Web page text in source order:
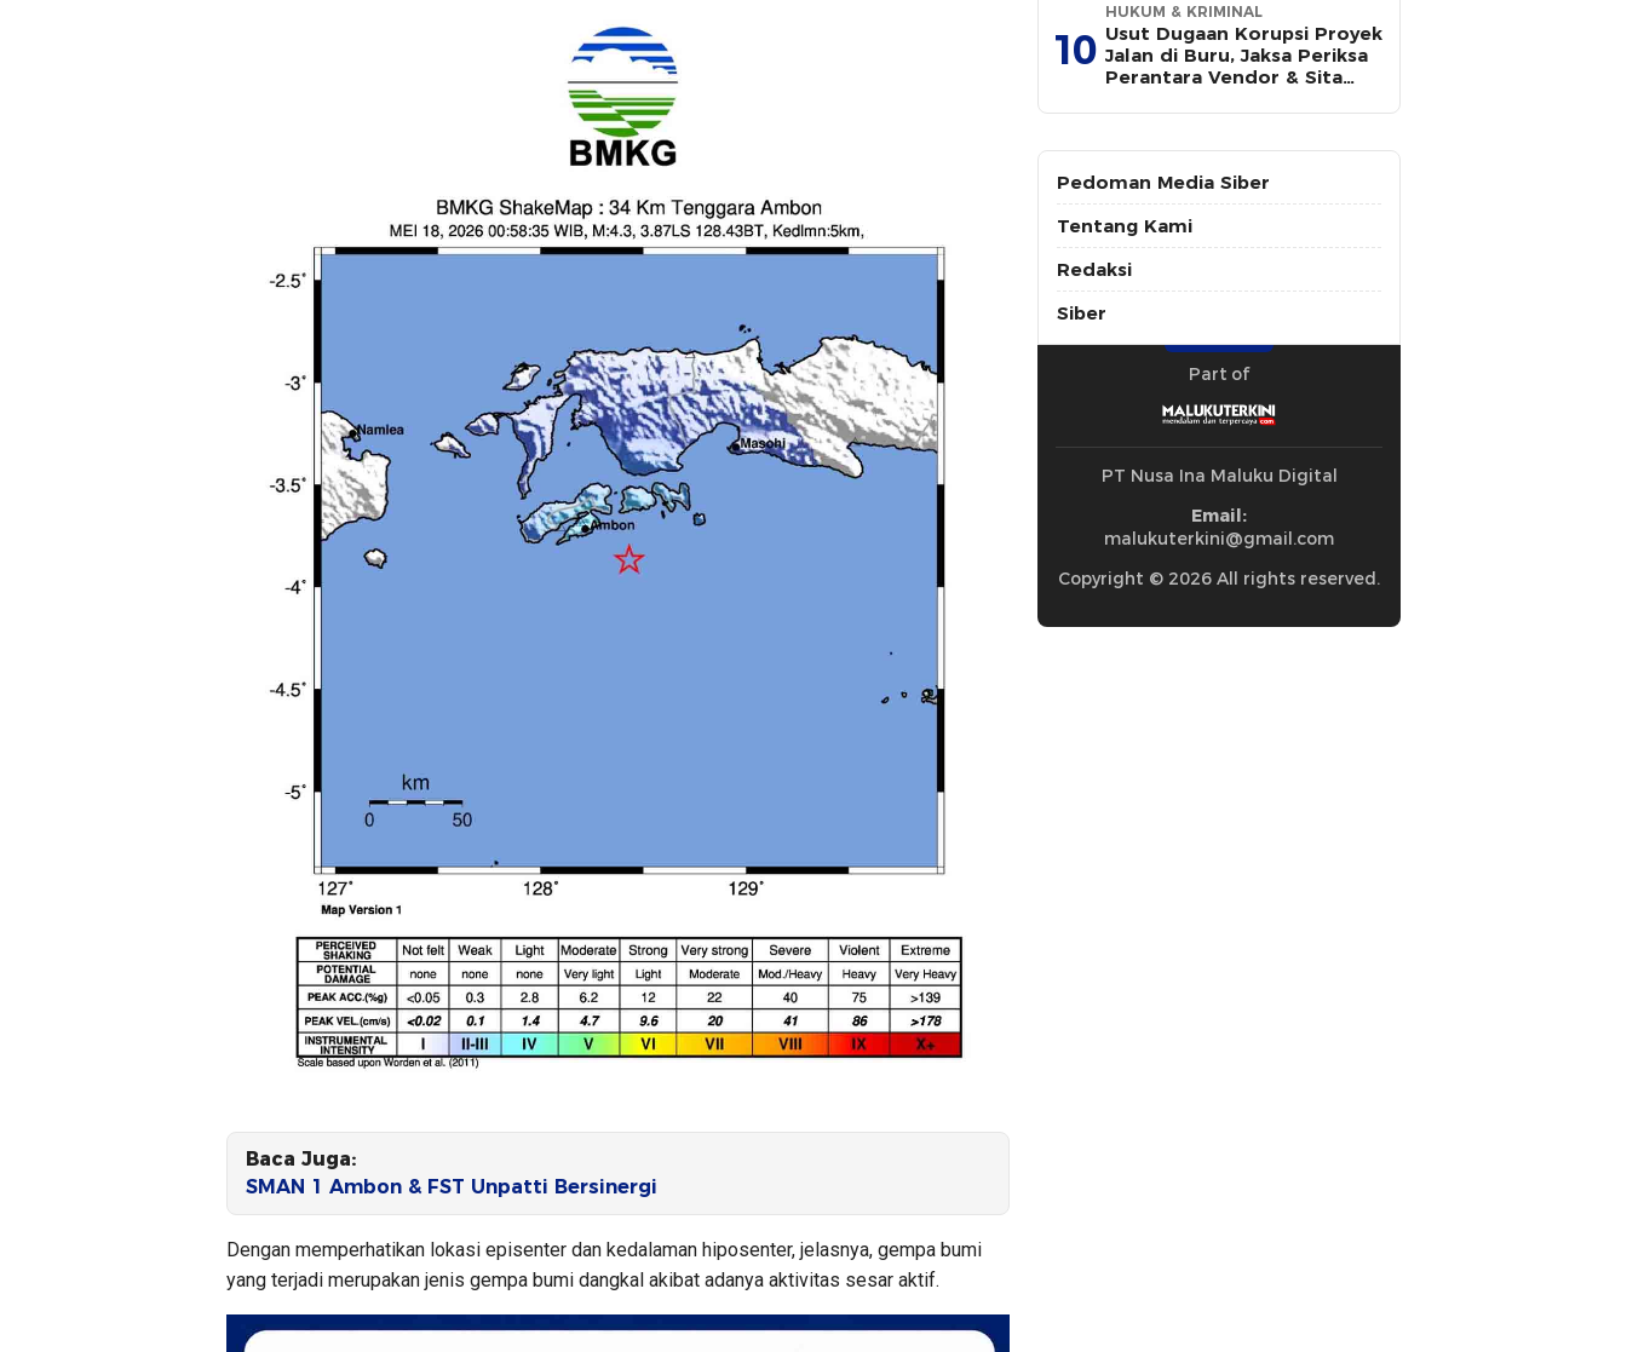
Baca Juga:
SMAN 1 Ambon & FST Unpatti Bersinergi
Dengan memperhatikan lokasi episenter dan kedalaman hiposenter, jelasnya, gempa bumi
yang terjadi merupakan jenis gempa bumi dangkal akibat adanya aktivitas sesar aktif.
10
HUKUM & KRIMINAL
Usut Dugaan Korupsi Proyek
Jalan di Buru, Jaksa Periksa
Perantara Vendor & Sita
Pedoman Media Siber
Tentang Kami
Redaksi
Siber
Part of
PT Nusa Ina Maluku Digital
Email:
malukuterkini@gmail.com
Copyright © 2026 All rights reserved.